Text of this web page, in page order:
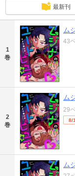
最新刊
1
巻
ム
43
2
巻
ム
29
8/
ム